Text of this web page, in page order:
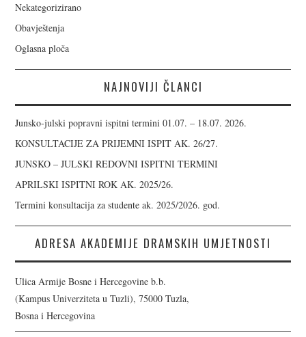
Nekategorizirano
Obavještenja
Oglasna ploča
NAJNOVIJI ČLANCI
Junsko-julski popravni ispitni termini 01.07. – 18.07. 2026.
KONSULTACIJE ZA PRIJEMNI ISPIT AK. 26/27.
JUNSKO – JULSKI REDOVNI ISPITNI TERMINI
APRILSKI ISPITNI ROK AK. 2025/26.
Termini konsultacija za studente ak. 2025/2026. god.
ADRESA AKADEMIJE DRAMSKIH UMJETNOSTI
Ulica Armije Bosne i Hercegovine b.b.
(Kampus Univerziteta u Tuzli), 75000 Tuzla,
Bosna i Hercegovina